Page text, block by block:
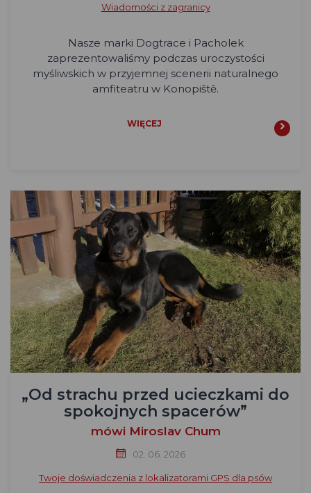
Wiadomości z zagranicy
Nasze marki Dogtrace i Pacholek
zaprezentowaliśmy podczas uroczystości
myśliwskich w przyjemnej scenerii naturalnego
amfiteatru w Konopiště.
WIĘCEJ
„Od strachu przed ucieczkami do
spokojnych spacerów”
mówi Miroslav Chum
02. 06. 2026
Twoje doświadczenia z lokalizatorami GPS dla psów